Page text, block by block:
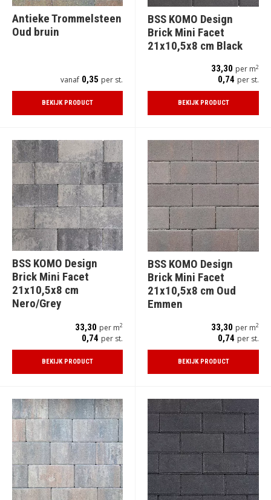
Antieke Trommelsteen
Oud bruin
vanaf 0,35 per st.
BEKIJK PRODUCT
BSS KOMO Design
Brick Mini Facet
21x10,5x8 cm Black
33,30 per m2
0,74 per st.
BEKIJK PRODUCT
BSS KOMO Design
Brick Mini Facet
21x10,5x8 cm
Nero/Grey
33,30 per m2
0,74 per st.
BEKIJK PRODUCT
BSS KOMO Design
Brick Mini Facet
21x10,5x8 cm Oud
Emmen
33,30 per m2
0,74 per st.
BEKIJK PRODUCT